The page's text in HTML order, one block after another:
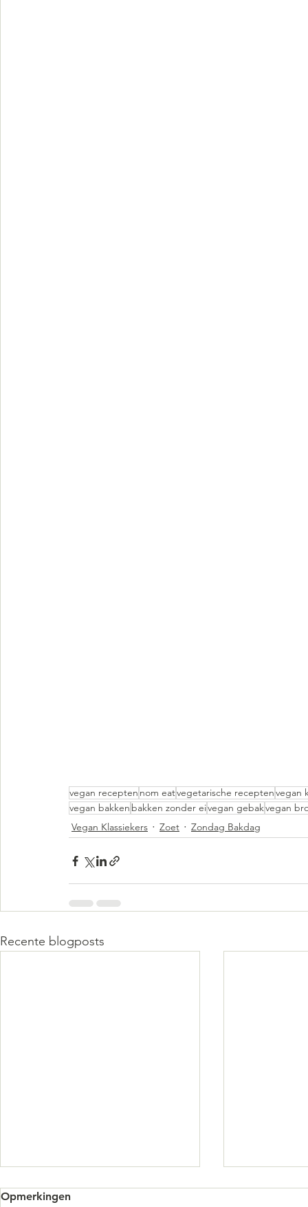
vegan recepten nom eatvegetarische receptenvegan
vegan bakken bakken zonder eivegan gebakvegan
Vegan Klassiekers
Zoet Zondag Bakdag
Recente blogposts
Opmerkingen